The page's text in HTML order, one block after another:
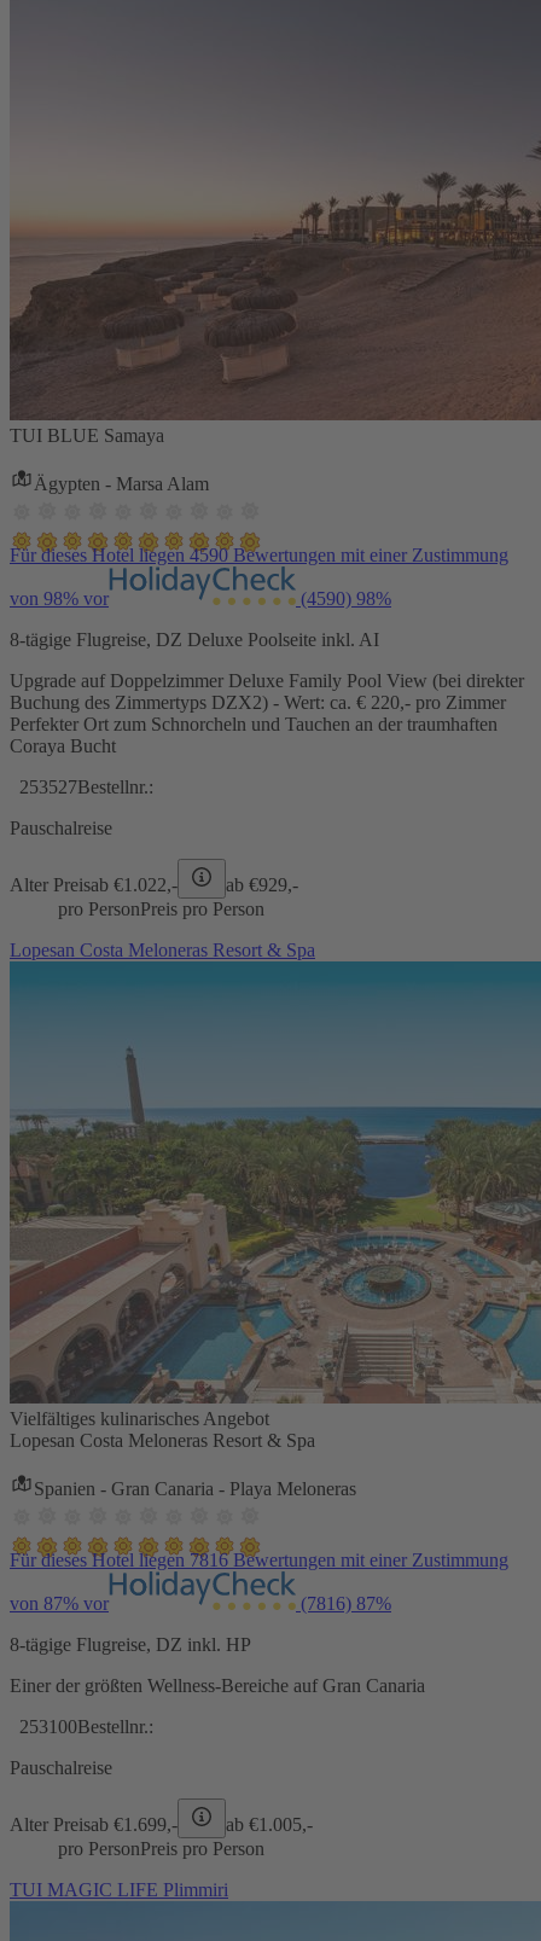
TUI BLUE Samaya
Ägypten - Marsa Alam
Für dieses Hotel liegen 4590 Bewertungen mit einer Zustimmung
von 98% vor (4590) 98%
8-tägige Flugreise, DZ Deluxe Poolseite inkl. AI
Upgrade auf Doppelzimmer Deluxe Family Pool View (bei direkter
Buchung des Zimmertyps DZX2) - Wert: ca. € 220,- pro Zimmer
Perfekter Ort zum Schnorcheln und Tauchen an der traumhaften
Coraya Bucht
253527Bestellnr.:
Pauschalreise
Alter Preisab €1.022,- ab €929,-
pro PersonPreis pro Person
Lopesan Costa Meloneras Resort & Spa
Vielfältiges kulinarisches Angebot
Lopesan Costa Meloneras Resort & Spa
Spanien - Gran Canaria - Playa Meloneras
Für dieses Hotel liegen 7816 Bewertungen mit einer Zustimmung
von 87% vor (7816) 87%
8-tägige Flugreise, DZ inkl. HP
Einer der größten Wellness-Bereiche auf Gran Canaria
253100Bestellnr.:
Pauschalreise
Alter Preisab €1.699,- ab €1.005,-
pro PersonPreis pro Person
TUI MAGIC LIFE Plimmiri